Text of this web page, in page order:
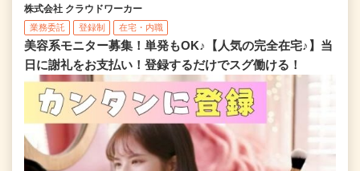
株式会社 クラウドワーカー
業務委託 登録制 在宅・内職
美容系モニター募集！単発もOK♪【人気の完全在宅♪】当
日に謝礼をお支払い！登録するだけでスグ働ける！